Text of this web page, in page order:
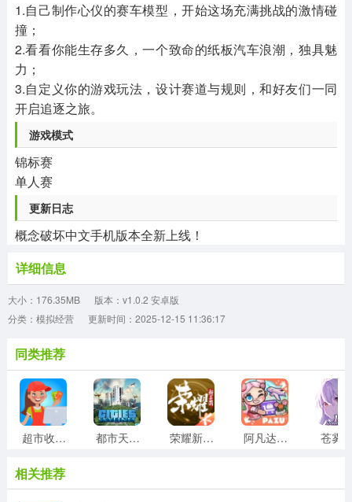
1.自己制作心仪的赛车模型，开始这场充满挑战的激情碰
撞；
2.看看你能生存多久，一个致命的纸板汽车浪潮，独具魅
力；
3.自定义你的游戏玩法，设计赛道与规则，和好友们一同
开启追逐之旅。
游戏模式
锦标赛
单人赛
更新日志
概念破坏中文手机版本全新上线！
详细信息
大小：176.35MB
版本：v1.0.2 安卓版
分类：模拟经营
更新时间：2025-12-15 11:36:17
同类推荐
超市收银员 都市天际线 荣耀新三国 阿凡达世界正版 苍雾
相关推荐